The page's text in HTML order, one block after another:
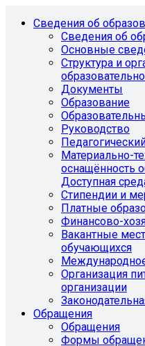
Сведения об
Сведения об
Основные
Структура и
Документы
Образование
Руководство
Материально-
оснащённость
Доступная
Стипендии и
Платные
Финансово-
Вакантные
обучающихся
Организация
организации
Обращения
Обращения
Формы